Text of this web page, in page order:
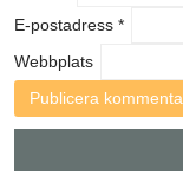
E-postadress *
Webbplats